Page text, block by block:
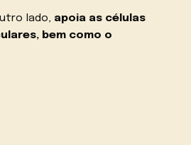
lado, apoia as células
bem como o